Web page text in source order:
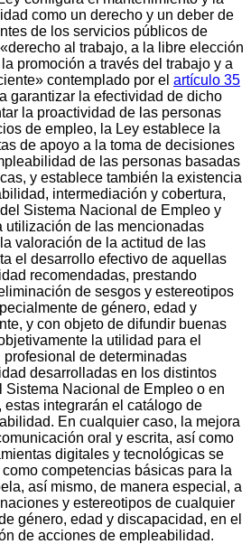
como un derecho y un deber de
de los servicios públicos de
al trabajo, a la libre elección
promoción a través del trabajo y a
contemplado por el artículo 35
garantizar la efectividad de dicho
la proactividad de las personas
de empleo, la Ley establece la
de apoyo a la toma de decisiones
de las personas basadas
y establece también la existencia
intermediación y cobertura,
Sistema Nacional de Empleo y
utilización de las mencionadas
valoración de la actitud de las
el desarrollo efectivo de aquellas
recomendadas, prestando
de sesgos y estereotipos
de género, edad y
y con objeto de difundir buenas
la utilidad para el
de determinadas
desarrolladas en los distintos
Sistema Nacional de Empleo o en
integrarán el catálogo de
En cualquier caso, la mejora
oral y escrita, así como
digitales y tecnológicas se
competencias básicas para la
así mismo, de manera especial, a
y estereotipos de cualquier
género, edad y discapacidad, en el
de acciones de empleabilidad.